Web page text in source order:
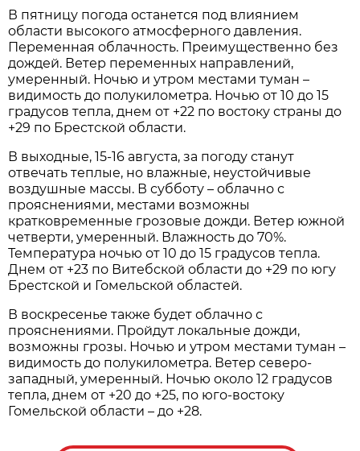
В пятницу погода останется под влиянием
области высокого атмосферного давления.
Переменная облачность. Преимущественно без
дождей. Ветер переменных направлений,
умеренный. Ночью и утром местами туман –
видимость до полукилометра. Ночью от 10 до 15
градусов тепла, днем от +22 по востоку страны до
+29 по Брестской области.
В выходные, 15-16 августа, за погоду станут
отвечать теплые, но влажные, неустойчивые
воздушные массы. В субботу – облачно с
прояснениями, местами возможны
кратковременные грозовые дожди. Ветер южной
четверти, умеренный. Влажность до 70%.
Температура ночью от 10 до 15 градусов тепла.
Днем от +23 по Витебской области до +29 по югу
Брестской и Гомельской областей.
В воскресенье также будет облачно с
прояснениями. Пройдут локальные дожди,
возможны грозы. Ночью и утром местами туман –
видимость до полукилометра. Ветер северо-
западный, умеренный. Ночью около 12 градусов
тепла, днем от +20 до +25, по юго-востоку
Гомельской области – до +28.